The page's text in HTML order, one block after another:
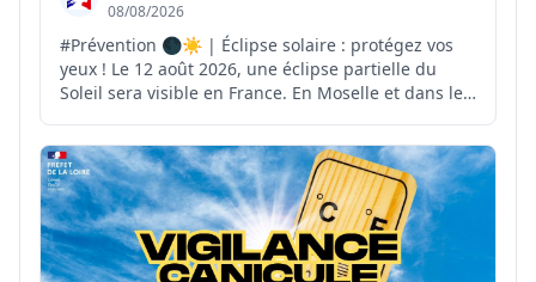
08/08/2026
#Prévention 🌑☀️ | Éclipse solaire : protégez vos
yeux ! Le 12 août 2026, une éclipse partielle du
Soleil sera visible en France. En Moselle et dans le
atteindre environ 70 %. ⚠️ Pour observer ce
phénomène en toute sécurité, il est indispensable
d'util...